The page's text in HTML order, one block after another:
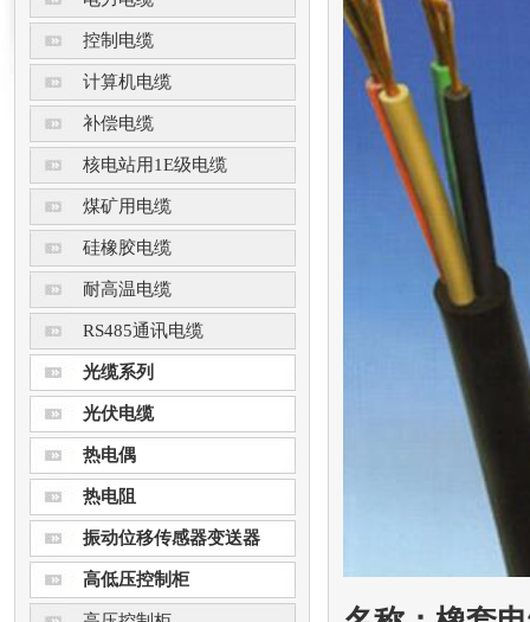
控制电缆
计算机电缆
补偿电缆
核电站用1E级电缆
煤矿用电缆
硅橡胶电缆
耐高温电缆
RS485通讯电缆
光缆系列
光伏电缆
热电偶
热电阻
振动位移传感器变送器
高低压控制柜